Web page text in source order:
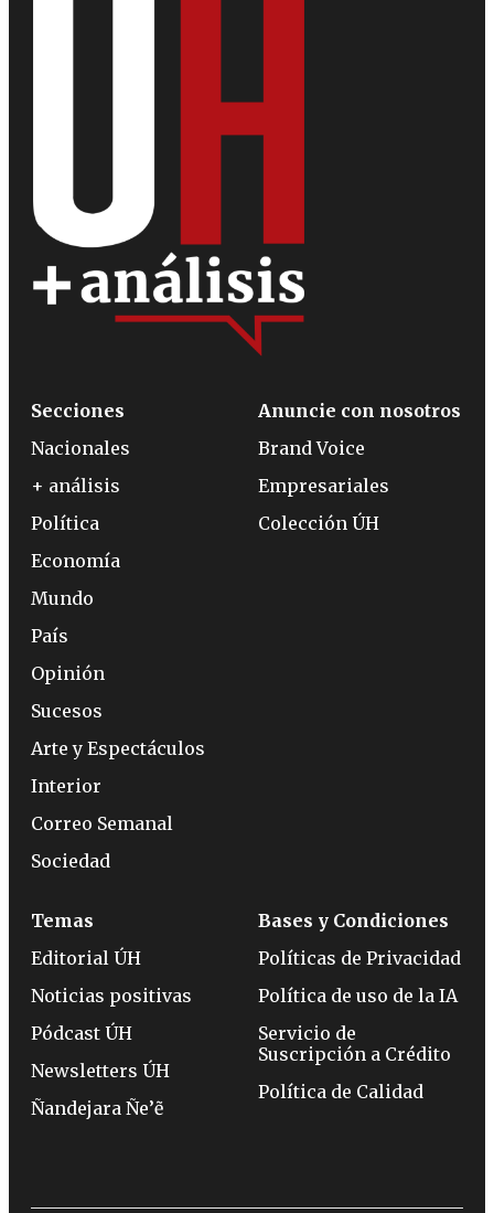
Secciones
Nacionales
+ análisis
Política
Economía
Mundo
País
Opinión
Sucesos
Arte y Espectáculos
Interior
Correo Semanal
Sociedad
Anuncie con nosotros
Brand Voice
Empresariales
Colección ÚH
Temas
Editorial ÚH
Noticias positivas
Pódcast ÚH
Newsletters ÚH
Ñandejara Ñe’ẽ
Bases y Condiciones
Políticas de Privacidad
Política de uso de la IA
Servicio de
Suscripción a Crédito
Política de Calidad